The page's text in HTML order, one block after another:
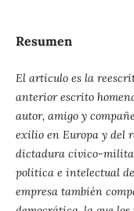
Resumen
El artículo es la
anterior escrito
autor, amigo y
exilio en Europa y del
dictadura cívico-
política e intelectual
empresa también